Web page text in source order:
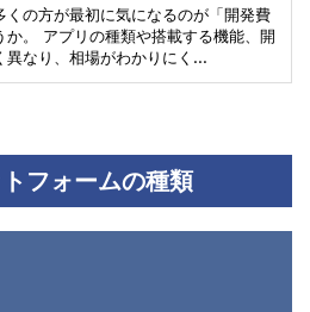
くの方が最初に気になるのが「開発費
か。 アプリの種類や搭載する機能、開
異なり、相場がわかりにく…
フォームの種類